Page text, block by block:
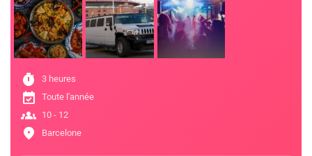
timer 3 heures
event_available Toute l'année
groups 10 - 12
location_on Barcelone